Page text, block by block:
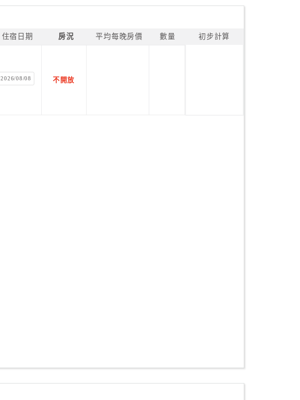
住宿日期 房況 平均每晚房價 數量 初步計算
2026/08/08 不開放